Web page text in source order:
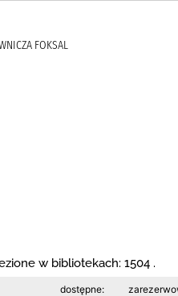
FOKSAL
w bibliotekach: 1504 .
dostępne: